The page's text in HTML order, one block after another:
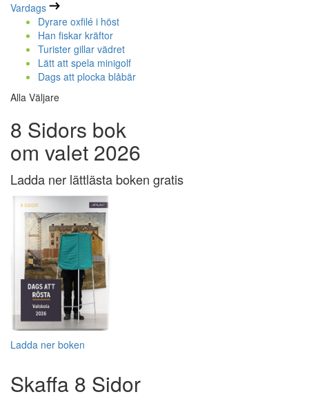
Vardags
Dyrare oxfilé i höst
Han fiskar kräftor
Turister gillar vädret
Lätt att spela minigolf
Dags att plocka blåbär
Alla Väljare
8 Sidors bok
om valet 2026
Ladda ner lättlästa boken gratis
Ladda ner boken
Skaffa 8 Sidor